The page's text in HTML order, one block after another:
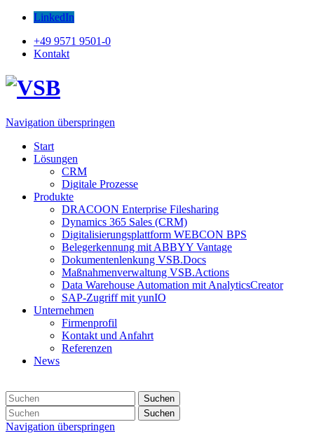
LinkedIn
+49 9571 9501-0
Kontakt
Navigation überspringen
Start
Lösungen
CRM
Digitale Prozesse
Produkte
DRACOON Enterprise Filesharing
Dynamics 365 Sales (CRM)
Digitalisierungsplattform WEBCON BPS
Belegerkennung mit ABBYY Vantage
Dokumentenlenkung VSB.Docs
Maßnahmenverwaltung VSB.Actions
Data Warehouse Automation mit AnalyticsCreator
SAP-Zugriff mit yunIO
Unternehmen
Firmenprofil
Kontakt und Anfahrt
Referenzen
News
Suchen
Suchen
Navigation überspringen